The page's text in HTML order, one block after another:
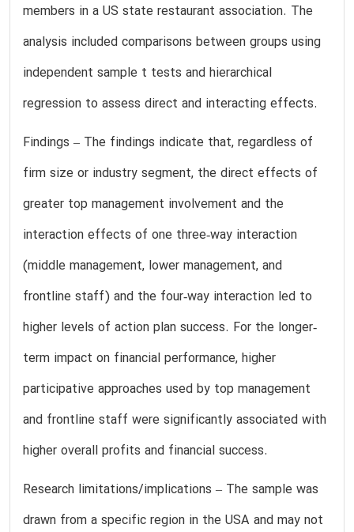
members in a US state restaurant association. The
analysis included comparisons between groups using
independent sample t tests and hierarchical
regression to assess direct and interacting effects.
Findings – The findings indicate that, regardless of
firm size or industry segment, the direct effects of
greater top management involvement and the
interaction effects of one three‐way interaction
(middle management, lower management, and
frontline staff) and the four‐way interaction led to
higher levels of action plan success. For the longer‐
term impact on financial performance, higher
participative approaches used by top management
and frontline staff were significantly associated with
higher overall profits and financial success.
Research limitations/implications – The sample was
drawn from a specific region in the USA and may not